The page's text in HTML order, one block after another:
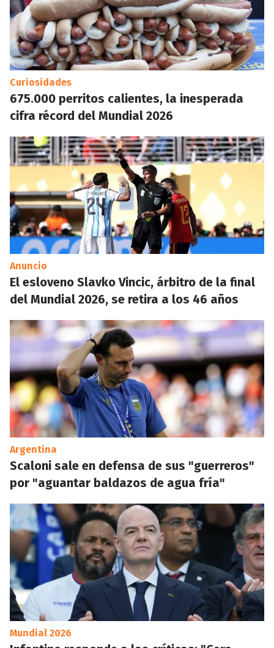
Curiosidades
675.000 perritos calientes, la inesperada
cifra récord del Mundial 2026
Anuncio
El esloveno Slavko Vincic, árbitro de la final
del Mundial 2026, se retira a los 46 años
Argentina
Scaloni sale en defensa de sus "guerreros"
por "aguantar baldazos de agua fría"
Mundial 2026